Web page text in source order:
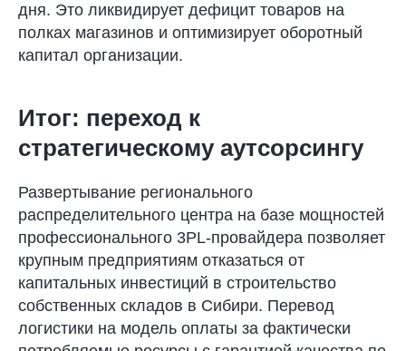
дня. Это ликвидирует дефицит товаров на
полках магазинов и оптимизирует оборотный
капитал организации.
Итог: переход к
стратегическому аутсорсингу
Развертывание регионального
распределительного центра на базе мощностей
профессионального 3PL-провайдера позволяет
крупным предприятиям отказаться от
капитальных инвестиций в строительство
собственных складов в Сибири. Перевод
логистики на модель оплаты за фактически